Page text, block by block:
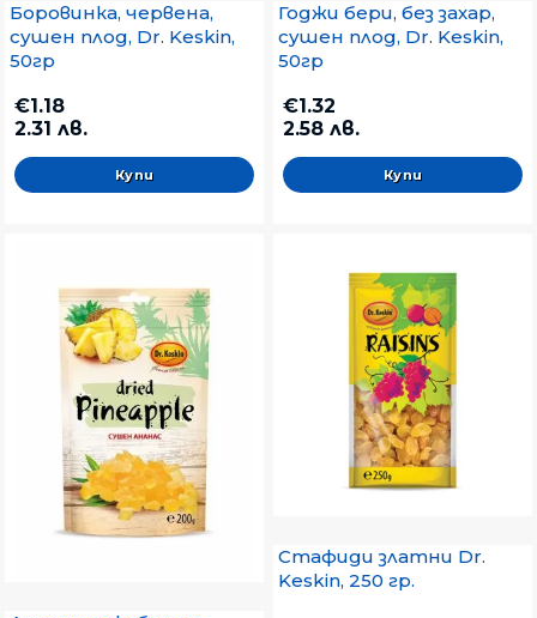
Боровинка, червена,
сушен плод, Dr. Keskin,
50гр
€1.18
2.31 лв.
Годжи бери, без захар,
сушен плод, Dr. Keskin,
50гр
€1.32
2.58 лв.
Стафиди златни Dr.
Keskin, 250 гр.